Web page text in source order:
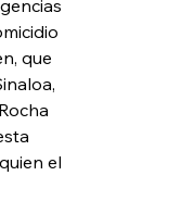
que
el